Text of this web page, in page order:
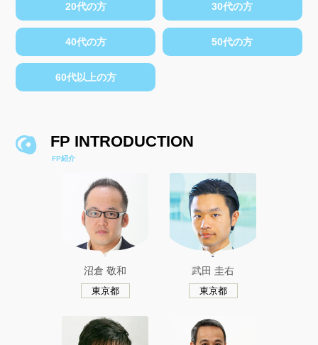
20代の方 30代の方
40代の方 50代の方
60代以上の方
FP INTRODUCTION
FP紹介
沼倉 敬和
東京都
武田 圭右
東京都